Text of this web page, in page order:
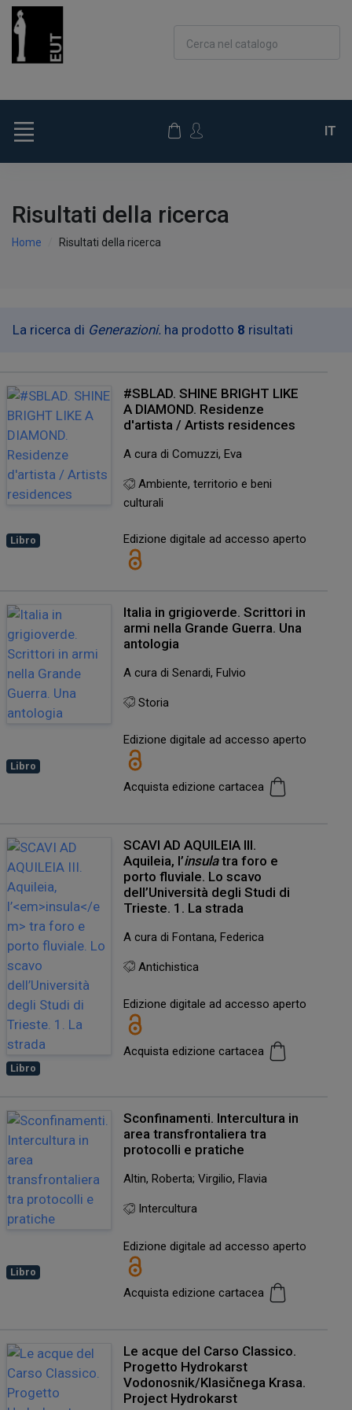
Cerca nel catalogo
IT
Risultati della ricerca
Home Risultati della ricerca
La ricerca di Generazioni. ha prodotto 8 risultati
Libro
#SBLAD. SHINE BRIGHT LIKE
A DIAMOND. Residenze
d'artista / Artists residences
A cura di Comuzzi, Eva
Ambiente, territorio e beni
culturali
Edizione digitale ad accesso aperto
Libro
Italia in grigioverde. Scrittori in
armi nella Grande Guerra. Una
antologia
A cura di Senardi, Fulvio
Storia
Edizione digitale ad accesso aperto
Acquista edizione cartacea
Libro
SCAVI AD AQUILEIA III.
Aquileia, l’insulatra foro e
porto fluviale. Lo scavo
dell’Università degli Studi di
Trieste. 1. La strada
A cura di Fontana, Federica
Antichistica
Edizione digitale ad accesso aperto
Acquista edizione cartacea
Libro
Sconfinamenti. Intercultura in
area transfrontaliera tra
protocolli e pratiche
Altin, Roberta; Virgilio, Flavia
Intercultura
Edizione digitale ad accesso aperto
Acquista edizione cartacea
Le acque del Carso Classico.
Progetto Hydrokarst
Vodonosnik/Klasičnega Krasa.
Project Hydrokarst